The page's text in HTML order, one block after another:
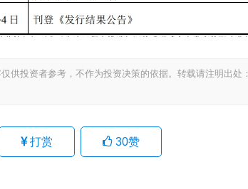
供投资者参考，不作为投资决策的依据。转载请注明出处：
打赏 30赞